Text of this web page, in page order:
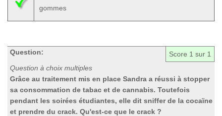
gommes
Score 1 sur 1
Question:
Question à choix multiples
Grâce au traitement mis en place Sandra a réussi à stopper
sa consommation de tabac et de cannabis. Toutefois
pendant les soirées étudiantes, elle dit sniffer de la cocaïne
et prendre du crack. Qu'est-ce que le crack ?